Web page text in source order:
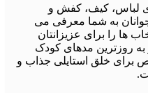
کیف، کفش و
به شما معرفی می
را برای عزیزانتان
مدهای کودک
خلق استایلی جذاب و